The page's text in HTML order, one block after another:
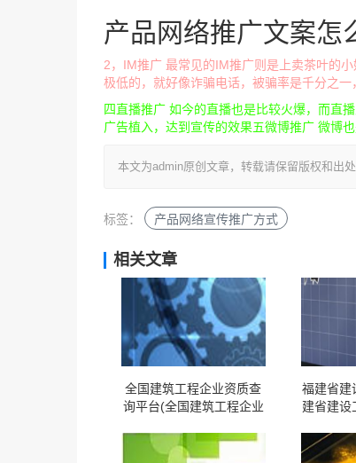
产品网络推广文案怎
2，IM推广 最常见的IM推广则是上卖茶叶的
极低的，就好像诈骗电话，被骗率是千分之
四直播推广 如今的直播也是比较火爆，而直
广告植入，达到宣传的效果五微博推广 微博
本文为admin原创文章，转载请保留版权和出
标签： 产品网络宣传推广方式
相关文章
全国建筑工程企业资质查
询平台(全国建筑工程企业
福建省建
建省建设